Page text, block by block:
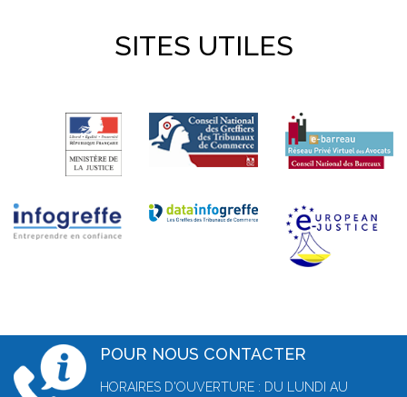
SITES UTILES
POUR NOUS CONTACTER
HORAIRES D'OUVERTURE : DU LUNDI AU